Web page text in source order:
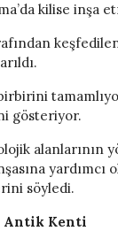
kilise inşa
gösteriyor.
alanlarının
yardımcı
söyledi.
Antik Kenti